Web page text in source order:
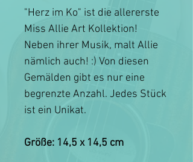
"Herz im Ko" ist die allererste
Miss Allie Art Kollektion!
Neben ihrer Musik, malt Allie
nämlich auch! :) Von diesen
Gemälden gibt es nur eine
begrenzte Anzahl. Jedes Stück
ist ein Unikat.
Größe: 14,5 x 14,5 cm